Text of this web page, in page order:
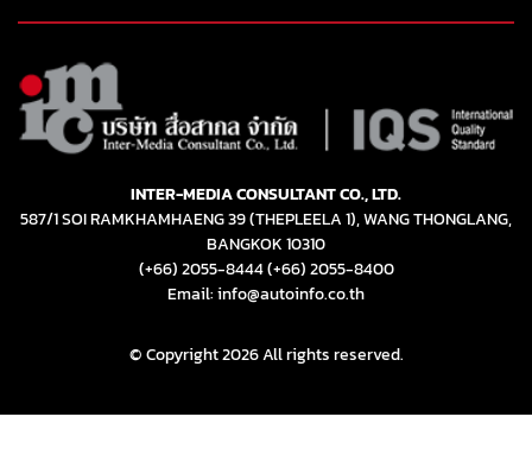
INTER-MEDIA CONSULTANT CO., LTD.
587/1 SOI RAMKHAMHAENG 39 (THEPLEELA 1), WANG THONGLANG,
BANGKOK 10310
(+66) 2055-8444(+66) 2055-8400
Email: info@autoinfo.co.th
© Copyright 2026 All rights reserved.